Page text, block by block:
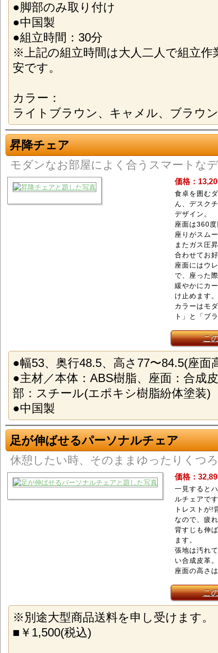
●脚部のみ取り付け
●中国製
●組立時間：30分
※上記の組立時間は大人二人で組立作
安です。
カラー：
ライトブラウン、キャメル、ブラウ
昇降チェア
モダンなお部屋によく合うスマートな
価格：
食卓を囲む
ん、デスク
デザイン。
座面は360
座りがスム
またガス圧
合わせてお
座面にはウ
で、座った
緩やかにカ
け止めます。
カラーはモ
ト」と「ブ
こ
●幅53、奥行48.5、高さ77〜84.5(座面
●主材／本体：ABS樹脂、座面：合成
部：スチール(エポキシ樹脂紛体塗装)
●中国製
足が伸ばせるパーソナルチェア
休憩したい時、そのままゆったりくつ
価格：
一見すると
ルチェアで
トレストが!
なので、疲
背すじも伸
ます。
張地は汚れ
い合成皮革。
座面の高さ
こ
※別途大型商品送料を申し受けます。
■￥1,500(税込)